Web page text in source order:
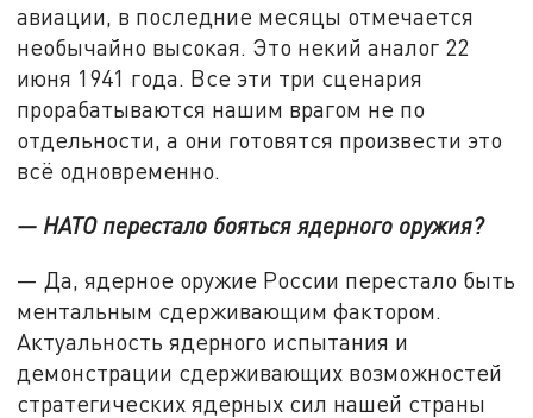
авиации, в последние месяцы отмечается
необычайно высокая. Это некий аналог 22
июня 1941 года. Все эти три сценария
прорабатываются нашим врагом не по
отдельности, а они готовятся произвести это
всё одновременно.
— НАТО перестало бояться ядерного оружия?
— Да, ядерное оружие России перестало быть
ментальным сдерживающим фактором.
Актуальность ядерного испытания и
демонстрации сдерживающих возможностей
стратегических ядерных сил нашей страны